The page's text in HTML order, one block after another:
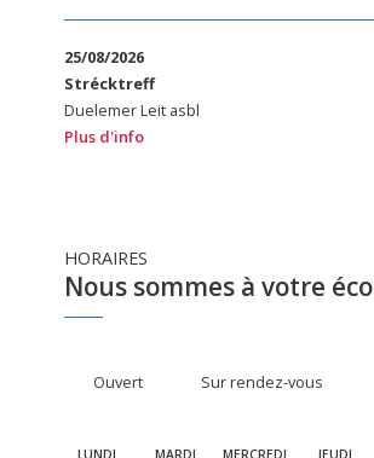
25/08/2026
Strécktreff
Duelemer Leit asbl
Plus d'info
Nous sommes à votre
HORAIRES
Ouvert Sur rendez-vous